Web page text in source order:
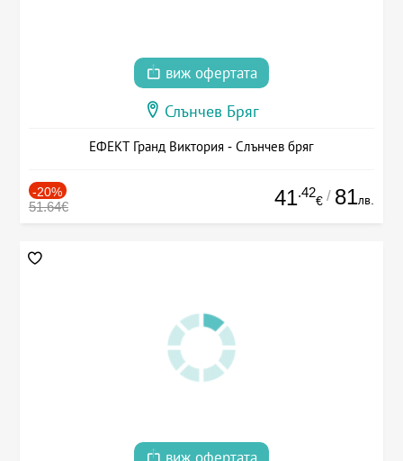
виж офертата
Слънчев Бряг
ЕФЕКТ Гранд Виктория - Слънчев бряг
-20%
51.64€ 41.42
€ / 81лв.
виж офертата